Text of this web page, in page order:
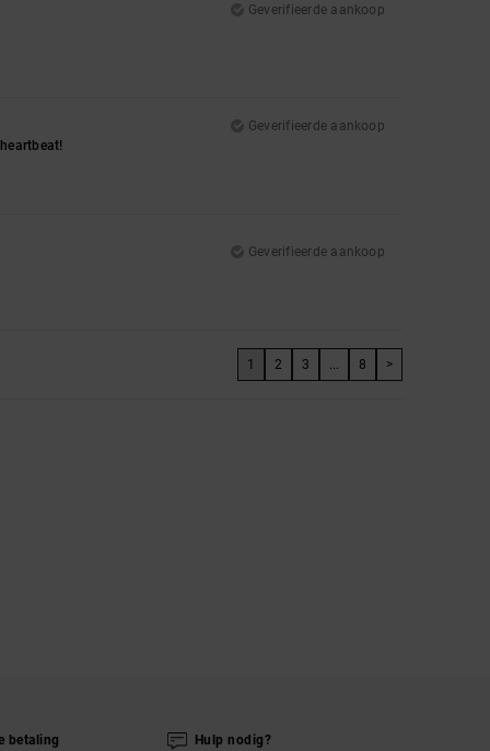
Geverifieerde aankoop
Geverifieerde aankoop
Geverifieerde aankoop
1 2 3 ... 8 >
betaling Hulp nodig?